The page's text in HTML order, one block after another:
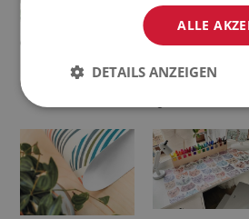
ALLE
DETAILS ANZEIGEN